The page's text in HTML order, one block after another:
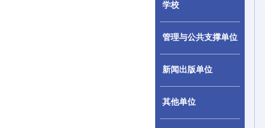
学校
管理与公共支撑单位
新闻出版单位
其他单位